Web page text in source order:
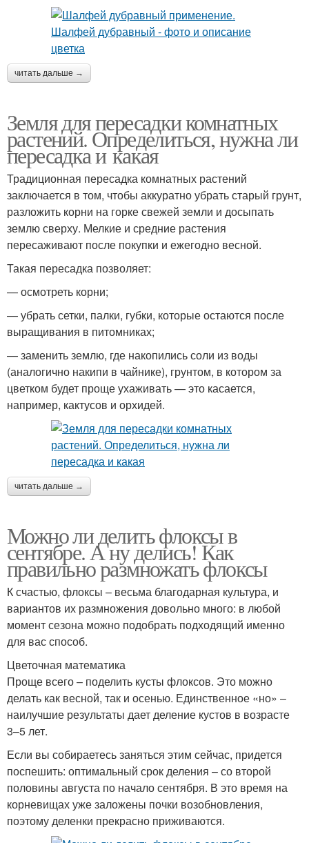
читать дальше →
Земля для пересадки комнатных
растений. Определиться, нужна ли
пересадка и какая
Традиционная пересадка комнатных растений
заключается в том, чтобы аккуратно убрать старый грунт,
разложить корни на горке свежей земли и досыпать
землю сверху. Мелкие и средние растения
пересаживают после покупки и ежегодно весной.
Такая пересадка позволяет:
— осмотреть корни;
— убрать сетки, палки, губки, которые остаются после
выращивания в питомниках;
— заменить землю, где накопились соли из воды
(аналогично накипи в чайнике), грунтом, в котором за
цветком будет проще ухаживать — это касается,
например, кактусов и орхидей.
читать дальше →
Можно ли делить флоксы в
сентябре. А ну делись! Как
правильно размножать флоксы
К счастью, флоксы – весьма благодарная культура, и
вариантов их размножения довольно много: в любой
момент сезона можно подобрать подходящий именно
для вас способ.
Цветочная математика
Проще всего – поделить кусты флоксов. Это можно
делать как весной, так и осенью. Единст­венное «но» –
наилучшие результаты дает деление кустов в возрасте
3–5 лет.
Если вы собираетесь заняться этим сейчас, придется
поспешить: оптимальный срок деления – со второй
половины августа по начало сентября. В это время на
корневищах уже заложены почки возобновления,
поэтому деленки прекрасно приживаются.